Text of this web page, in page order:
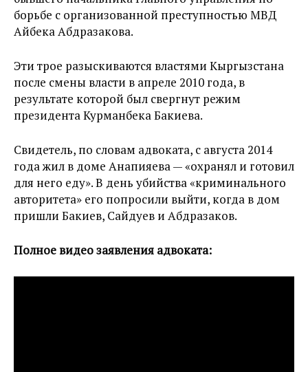
борьбе с организованной преступностью МВД
Айбека Абдразакова.
Эти трое разыскиваются властями Кыргызстана
после смены власти в апреле 2010 года, в
результате которой был свергнут режим
президента Курманбека Бакиева.
Свидетель, по словам адвоката, с августа 2014
года жил в доме Анапияева — «охранял и готовил
для него еду». В день убийства «криминального
авторитета» его попросили выйти, когда в дом
пришли Бакиев, Сайдуев и Абдразаков.
Полное видео заявления адвоката: